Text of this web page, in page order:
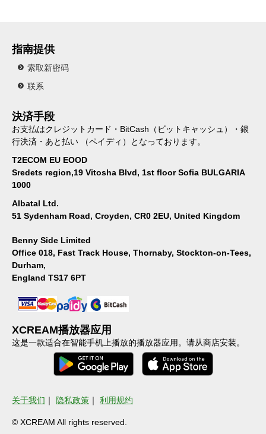
指南提供
索取新密码
联系
決済手段
お支払はクレジットカード・BitCash（ビットキャッシュ）・銀
行決済・あと払い （ペイディ）となっております。
T2ECOM EU EOOD
Sredets region,19 Vitosha Blvd, 1st floor Sofia BULGARIA
1000
Albatal Ltd.
51 Sydenham Road, Croyden, CR0 2EU, United Kingdom
Benny Side Limited
Office 018, Fast Track House, Thornaby, Stockton-on-Tees,
Durham,
England TS17 6PT
XCREAM播放器应用
这是一款适合在智能手机上播放的播放器应用。请从商店安装。
关于我们 ｜ 隐私政策 ｜ 利用规约
© XCREAM All rights reserved.